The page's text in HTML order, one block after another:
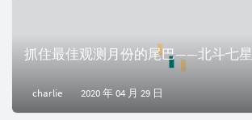
抓住最佳观测月份的尾巴——北斗七星
charlie 2020 年 04 月 29 日